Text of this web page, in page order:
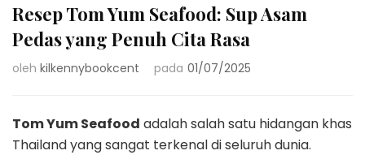
Resep Tom Yum Seafood: Sup Asam
Pedas yang Penuh Cita Rasa
oleh kilkennybookcent pada 01/07/2025
Tom Yum Seafood adalah salah satu hidangan khas
Thailand yang sangat terkenal di seluruh dunia.